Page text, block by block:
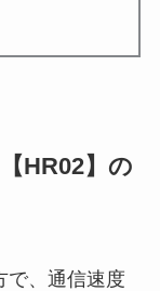
HR02】の
で、通信速度